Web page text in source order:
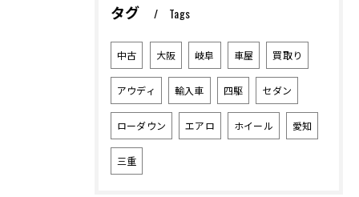
タグ Tags
中古 大阪 岐阜 車屋 買取り
アウディ 輸入車 四駆 セダン
ローダウン エアロ ホイール 愛知
三重